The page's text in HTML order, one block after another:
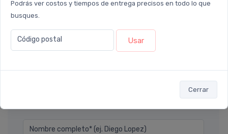
Podrás ver costos y tiempos de entrega precisos en todo lo que
busques.
Código postal Usar
Cerrar
ó Transferencia $23.490 10%EXTRA OFF
Sumás 2.544 Leloir$
ó Transferencia
Nombre completo* (ej. Diego Lopez)